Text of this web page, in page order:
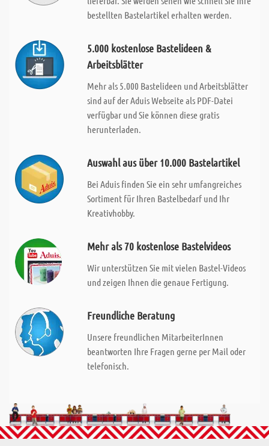
bestellten Bastelartikel erhalten werden.
5.000 kostenlose Bastelideen &
Arbeitsblätter
Mehr als 5.000 Bastelideen und Arbeitsblätter
sind auf der Aduis Webseite als PDF-Datei
verfügbar und Sie können diese gratis
herunterladen.
Auswahl aus über 10.000 Bastelartikel
Bei Aduis finden Sie ein sehr umfangreiches
Sortiment für Ihren Bastelbedarf und Ihr
Kreativhobby.
Mehr als 70 kostenlose Bastelvideos
Wir unterstützen Sie mit vielen Bastel-Videos
und zeigen Ihnen die genaue Fertigung.
Freundliche Beratung
Unsere freundlichen MitarbeiterInnen
beantworten Ihre Fragen gerne per Mail oder
telefonisch.